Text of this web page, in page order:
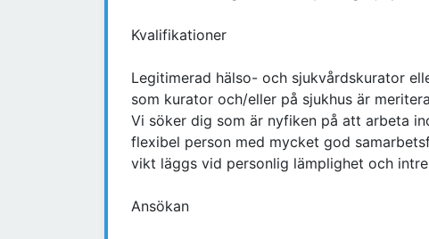
Kvalifikationer
Legitimerad hälso- och sjukvårdskurator
som kurator och/eller på sjukhus är
Vi söker dig som är nyfiken på att arbeta
flexibel person med mycket god
vikt läggs vid personlig lämplighet och
Ansökan